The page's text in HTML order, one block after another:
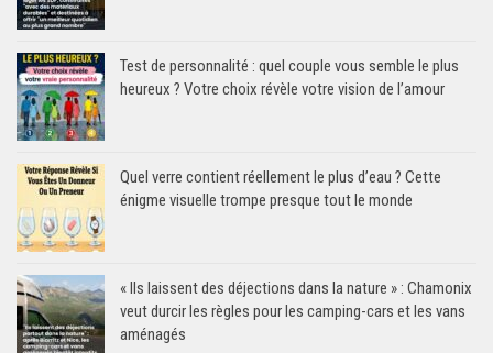
Test de personnalité : quel couple vous semble le plus
heureux ? Votre choix révèle votre vision de l’amour
Quel verre contient réellement le plus d’eau ? Cette
énigme visuelle trompe presque tout le monde
« Ils laissent des déjections dans la nature » : Chamonix
veut durcir les règles pour les camping-cars et les vans
aménagés